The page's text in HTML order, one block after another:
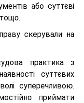
або суттєві
скерували на
практика з
суттєвих
суперечливою.
приймати